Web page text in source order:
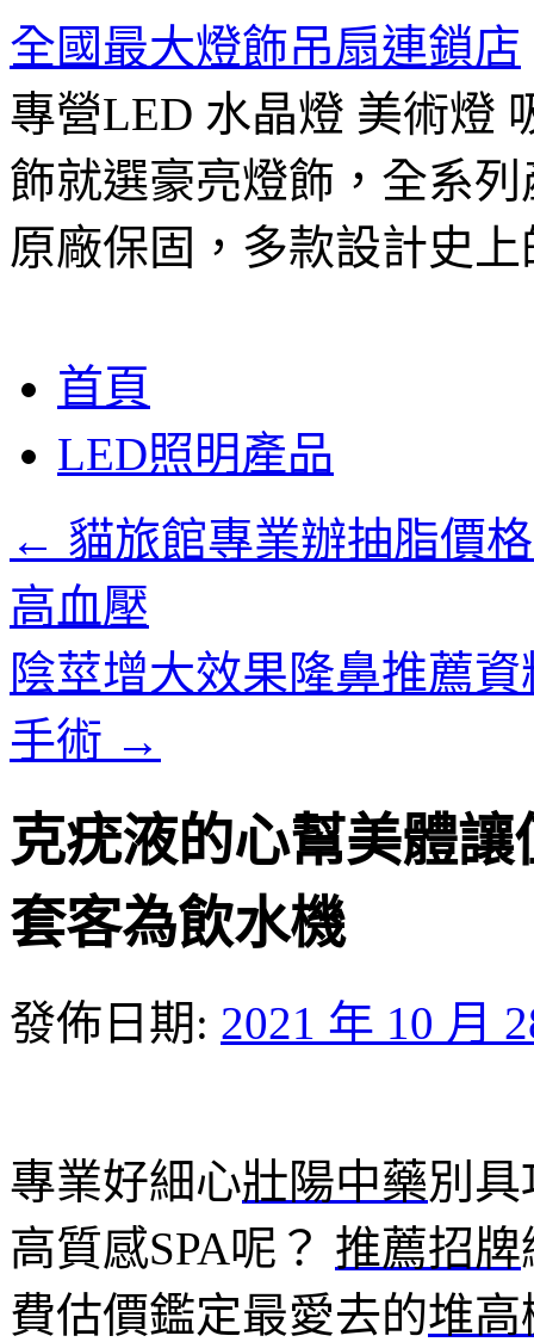
全國最大燈飾吊扇連鎖店
專營LED 水晶燈 美術燈
飾就選豪亮燈飾，全系
原廠保固，多款設計史
至
要
首頁
LED照明產品
← 貓旅館專業辦抽脂價
高血壓
陰莖增大效果隆鼻推薦
手術 →
克疣液的心幫美體
套客為飲水機
發佈日期: 2021 年 10 月
專業好細心壯陽中藥別
高質感SPA呢？ 推薦招牌
費估價鑑定最愛去的堆高